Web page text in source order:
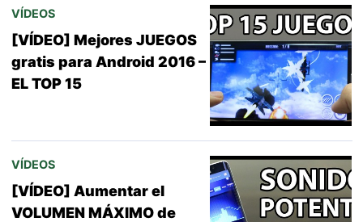
VÍDEOS
[VÍDEO] Mejores JUEGOS
gratis para Android 2016 –
EL TOP 15
VÍDEOS
[VÍDEO] Aumentar el
VOLUMEN MÁXIMO de